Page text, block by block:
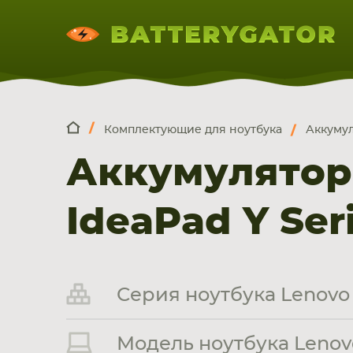
НОУТБУКА
ПЛАНШЕТА
СМАРТФОНА
Комплектующие для ноутбука
IdeaPad Y
Серия ноутбука
Модель ноутбука